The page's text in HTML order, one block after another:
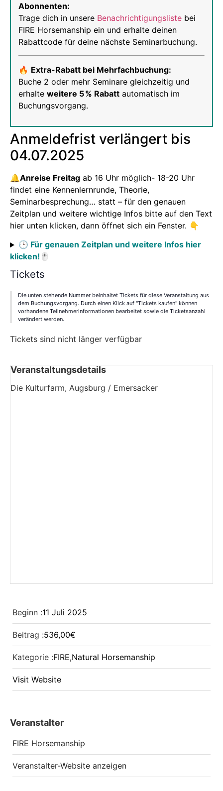
Abonnenten:
Trage dich in unsere Benachrichtigungsliste bei
FIRE Horsemanship ein und erhalte deinen
Rabattcode für deine nächste Seminarbuchung.
🔥 Extra-Rabatt bei Mehrfachbuchung:
Buche 2 oder mehr Seminare gleichzeitig und
erhalte weitere 5 % Rabatt automatisch im
Buchungsvorgang.
Anmeldefrist verlängert bis
04.07.2025
🔔Anreise Freitag ab 16 Uhr möglich- 18-20 Uhr
findet eine Kennenlernrunde, Theorie,
Seminarbesprechung… statt – für den genauen
Zeitplan und weitere wichtige Infos bitte auf den Text
hier unten klicken, dann öffnet sich ein Fenster. 👇
🕒 Für genauen Zeitplan und weitere Infos hier
klicken! 🖱️
Tickets
Die unten stehende Nummer beinhaltet Tickets für diese Veranstaltung aus
dem Buchungsvorgang. Durch einen Klick auf "Tickets kaufen" können
vorhandene Teilnehmerinformationen bearbeitet sowie die Ticketsanzahl
verändert werden.
Tickets sind nicht länger verfügbar
Veranstaltungsdetails
Die Kulturfarm, Augsburg / Emersacker
Beginn :11 Juli 2025
Beitrag :536,00€
Kategorie :FIRE,Natural Horsemanship
Visit Website
Veranstalter
FIRE Horsemanship
Veranstalter-Website anzeigen